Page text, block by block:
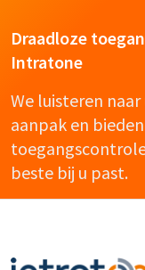
Draadloze
Intratone
We luisteren
aanpak en
beste bij u past.